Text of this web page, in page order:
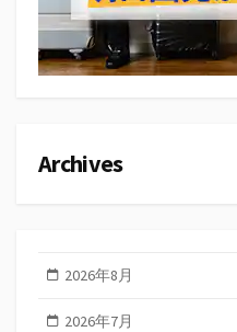
Archives
2026年8月
2026年7月